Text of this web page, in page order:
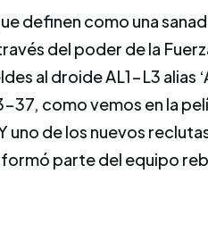
definen como una
del poder de la
al droide AL1-L3 alias
37, como vemos en la
de los nuevos
parte del equipo